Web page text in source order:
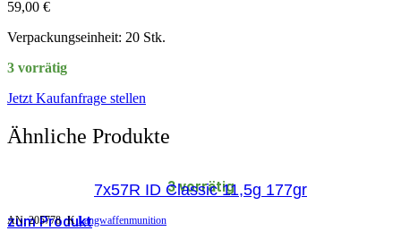
59,00 €
Verpackungseinheit: 20 Stk.
3 vorrätig
Jetzt Kaufanfrage stellen
Ähnliche Produkte
3 vorrätig
7x57R ID Classic 11,5g 177gr
zum Produkt
AN:205778 K Langwaffenmunition